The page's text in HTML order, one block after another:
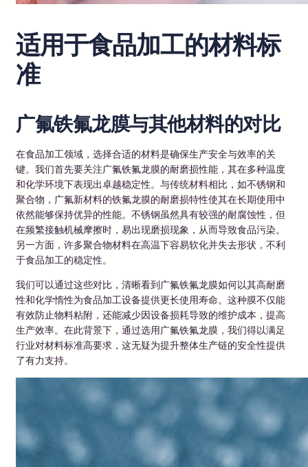
适用于食品加工的材料标
准
广氟铁氟龙膜与其他材料的对比
在食品加工领域，选择合适的材料是确保生产安全与效率的关
键。我们首先要关注广氟铁氟龙膜的耐磨损性能，其在多种温度
和化学环境下表现出卓越稳定性。与传统材料相比，如不锈钢和
聚合物，广氟新材料的铁氟龙膜的耐磨损特性使其在长期使用中
依然能够保持优异的性能。不锈钢虽然具有较强的耐腐蚀性，但
在频繁接触机械摩擦时，易出现磨损现象，从而导致食品污染。
另一方面，许多聚合物材料在高温下容易软化并失去形状，不利
于食品加工的稳定性。
我们可以通过这些对比，清晰看到广氟铁氟龙膜如何以其高耐磨
性和化学惰性为食品加工设备提供更长使用寿命。这种膜不仅能
有效防止物料粘附，还能减少因设备损耗导致的维护成本，提高
生产效率。在此背景下，通过选用广氟铁氟龙膜，我们得以满足
行业对材料标准高要求，这无疑为提升整体生产链的安全性提供
了有力支持。